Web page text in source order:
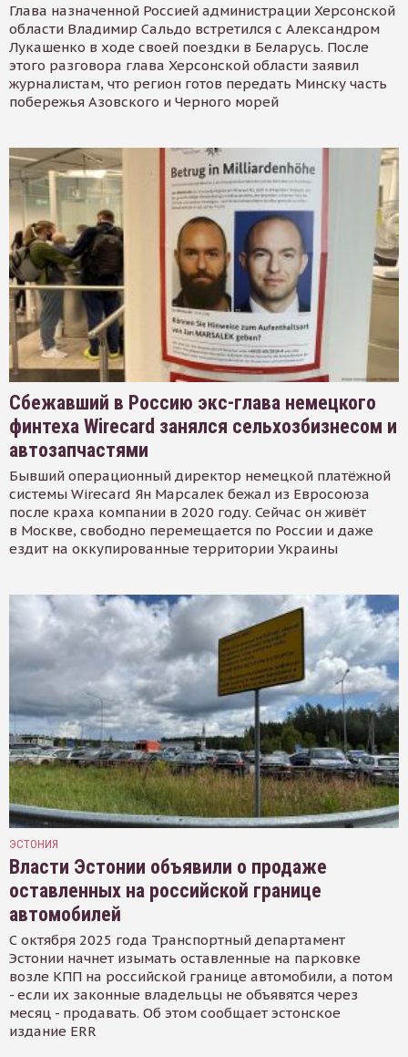
Глава назначенной Россией администрации Херсонской
области Владимир Сальдо встретился с Александром
Лукашенко в ходе своей поездки в Беларусь. После
этого разговора глава Херсонской области заявил
журналистам, что регион готов передать Минску часть
побережья Азовского и Черного морей
Сбежавший в Россию экс-глава немецкого
финтеха Wirecard занялся сельхозбизнесом и
автозапчастями
Бывший операционный директор немецкой платёжной
системы Wirecard Ян Марсалек бежал из Евросоюза
после краха компании в 2020 году. Сейчас он живёт
в Москве, свободно перемещается по России и даже
ездит на оккупированные территории Украины
ЭСТОНИЯ
Власти Эстонии объявили о продаже
оставленных на российской границе
автомобилей
С октября 2025 года Транспортный департамент
Эстонии начнет изымать оставленные на парковке
возле КПП на российской границе автомобили, а потом
- если их законные владельцы не объявятся через
месяц - продавать. Об этом сообщает эстонское
издание ERR